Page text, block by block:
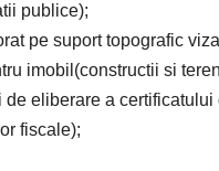
publice);
pe suport topografic
imobil(constructii si
eliberare a
fiscale);